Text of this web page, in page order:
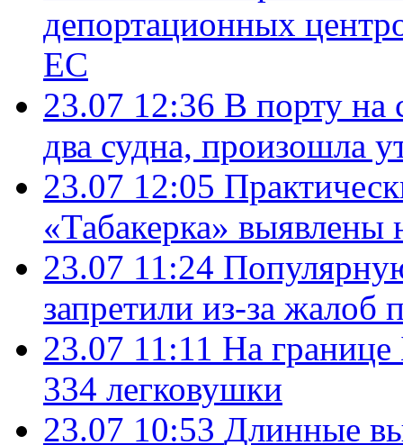
депортационных
ЕС
23.07 12:36 В порту на
два судна, произошла
23.07 12:05
«Табакерка»
23.07 11:24
запретили из-за жалоб
23.07 11:11 На границе
334 легковушки
23.07 10:53 Длинные